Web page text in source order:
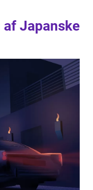
Japanske